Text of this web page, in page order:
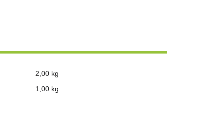
2,00 kg
1,00 kg